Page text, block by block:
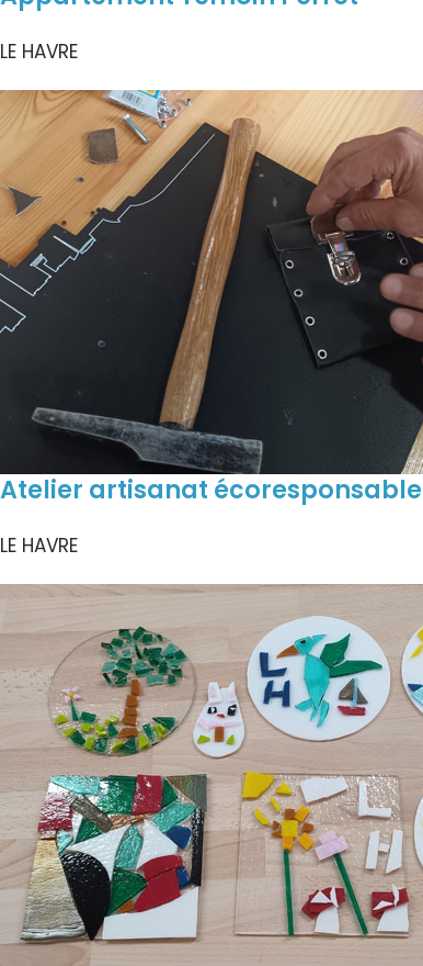
LE HAVRE
Atelier artisanat écoresponsable
LE HAVRE